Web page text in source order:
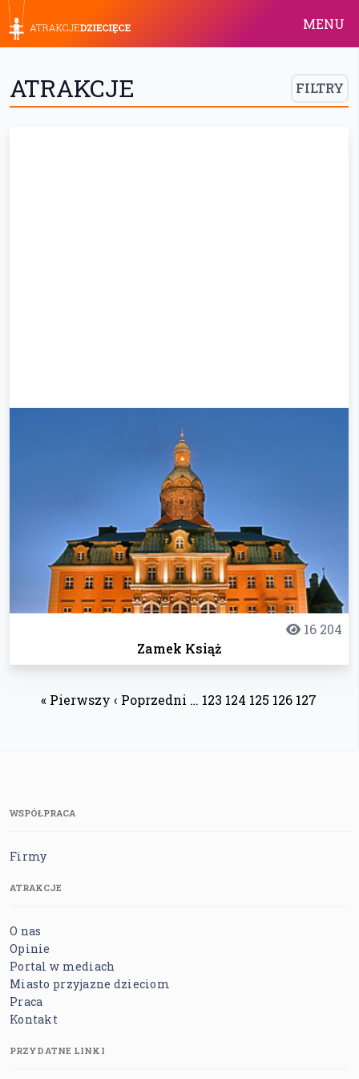
MENU
ATRAKCJE FILTRY
16 204
Zamek Książ
« Pierwszy ‹ Poprzedni … 123 124 125 126 127
WSPÓŁPRACA
Firmy
ATRAKCJE
O nas
Opinie
Portal w mediach
Miasto przyjazne dzieciom
Praca
Kontakt
PRZYDATNE LINKI